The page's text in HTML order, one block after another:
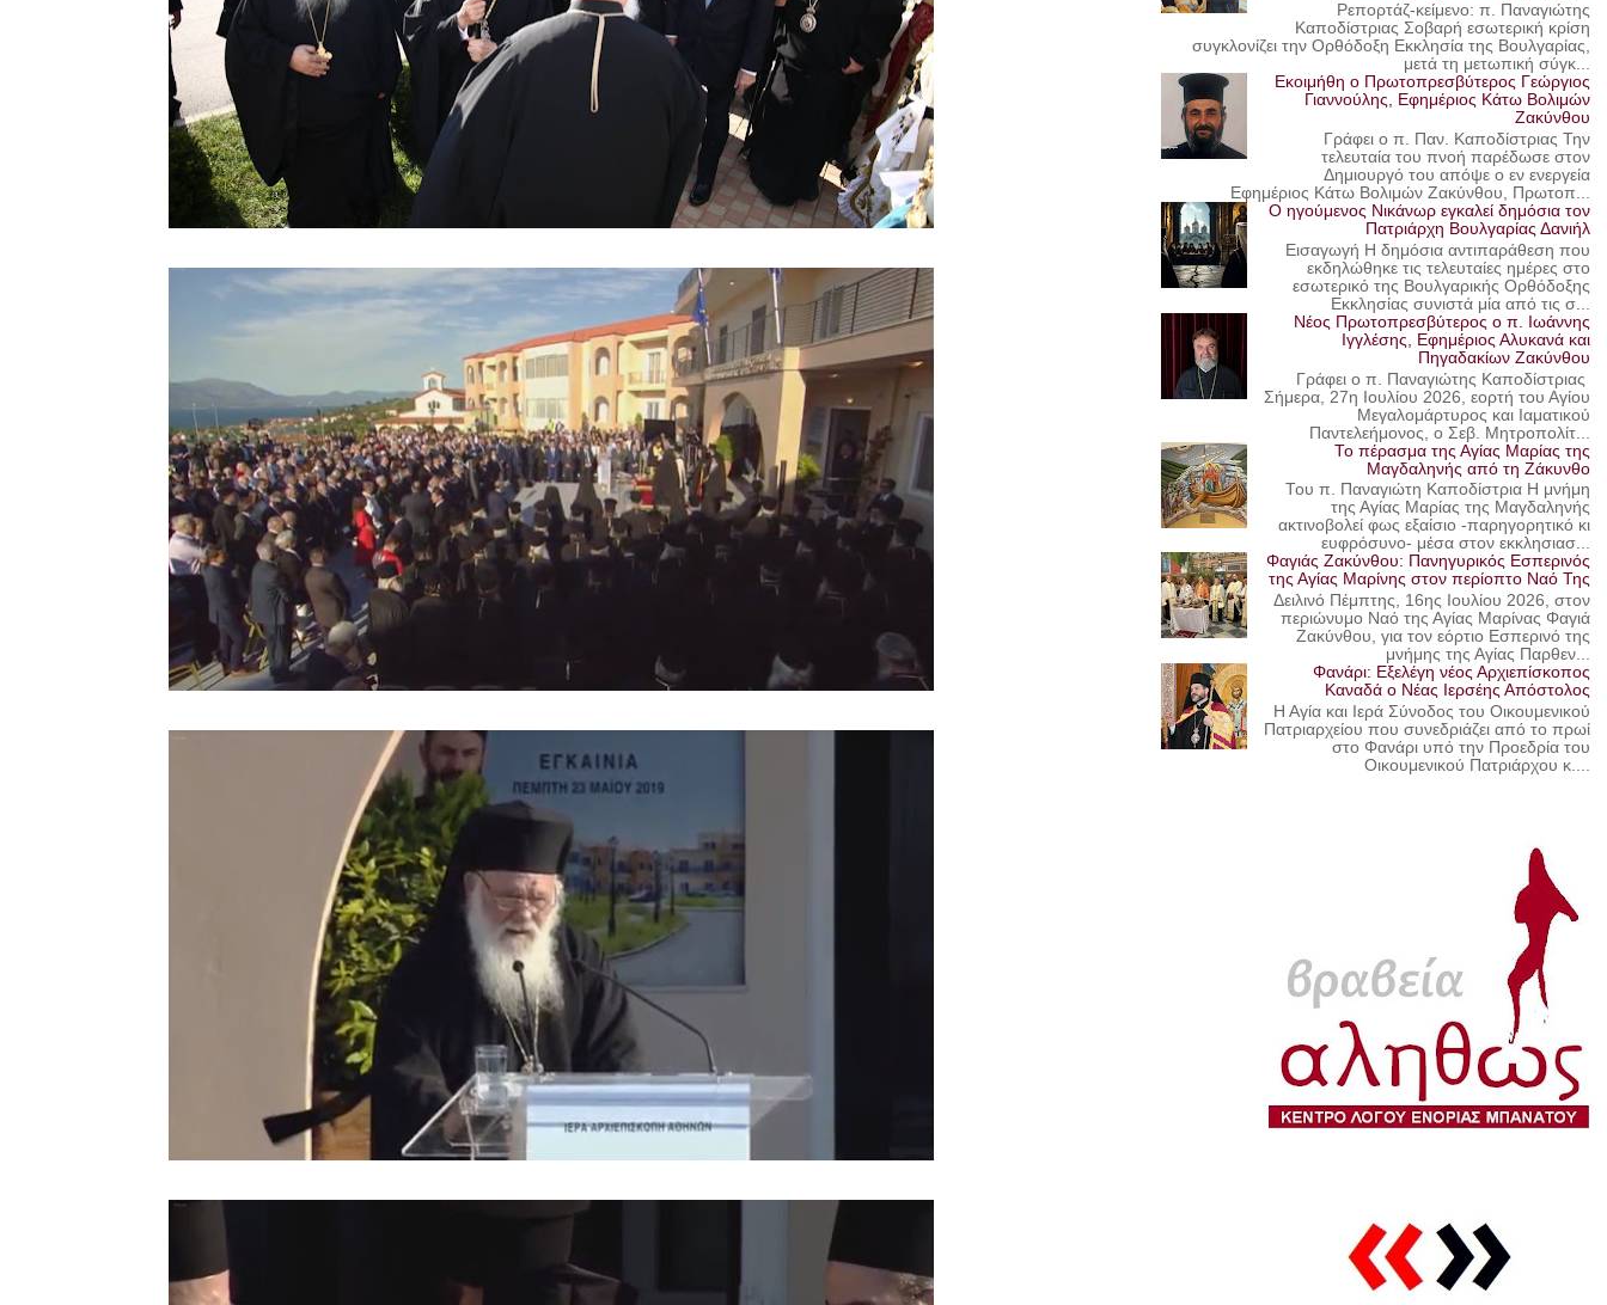
Ρεπορτάζ-κείμενο: π. Παναγιώτης
Καποδίστριας Σοβαρή εσωτερική κρίση
συγκλονίζει την Ορθόδοξη Εκκλησία της Βουλγαρίας,
μετά τη μετωπική σύγκ...
Εκοιμήθη ο Πρωτοπρεσβύτερος Γεώργιος
Γιαννούλης, Εφημέριος Κάτω Βολιμών
Ζακύνθου
Γράφει ο π. Παν. Καποδίστριας Την
τελευταία του πνοή παρέδωσε στον
Δημιουργό του απόψε ο εν ενεργεία
Εφημέριος Κάτω Βολιμών Ζακύνθου, Πρωτοπ...
Ο ηγούμενος Νικάνωρ εγκαλεί δημόσια τον
Πατριάρχη Βουλγαρίας Δανιήλ
Εισαγωγή Η δημόσια αντιπαράθεση που
εκδηλώθηκε τις τελευταίες ημέρες στο
εσωτερικό της Βουλγαρικής Ορθόδοξης
Εκκλησίας συνιστά μία από τις σ...
Νέος Πρωτοπρεσβύτερος ο π. Ιωάννης
Ιγγλέσης, Εφημέριος Αλυκανά και
Πηγαδακίων Ζακύνθου
Γράφει ο π. Παναγιώτης Καποδίστριας
Σήμερα, 27η Ιουλίου 2026, εορτή του Αγίου
Μεγαλομάρτυρος και Ιαματικού
Παντελεήμονος, ο Σεβ. Μητροπολίτ...
Το πέρασμα της Αγίας Μαρίας της
Μαγδαληνής από τη Ζάκυνθο
Του π. Παναγιώτη Καποδίστρια Η μνήμη
της Αγίας Μαρίας της Μαγδαληνής
ακτινοβολεί φως εξαίσιο -παρηγορητικό κι
ευφρόσυνο- μέσα στον εκκλησιασ...
Φαγιάς Ζακύνθου: Πανηγυρικός Εσπερινός
της Αγίας Μαρίνης στον περίοπτο Ναό Της
Δειλινό Πέμπτης, 16ης Ιουλίου 2026, στον
περιώνυμο Ναό της Αγίας Μαρίνας Φαγιά
Ζακύνθου, για τον εόρτιο Εσπερινό της
μνήμης της Αγίας Παρθεν...
Φανάρι: Εξελέγη νέος Αρχιεπίσκοπος
Καναδά ο Νέας Ιερσέης Απόστολος
Η Αγία και Ιερά Σύνοδος του Οικουμενικού
Πατριαρχείου που συνεδριάζει από το πρωί
στο Φανάρι υπό την Προεδρία του
Οικουμενικού Πατριάρχου κ....